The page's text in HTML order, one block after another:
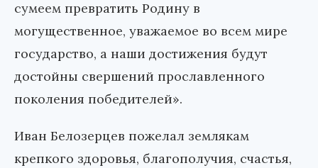
сумеем превратить Родину в
могущественное, уважаемое во всем мире
государство, а наши достижения будут
достойны свершений прославленного
поколения победителей».
Иван Белозерцев пожелал землякам
крепкого здоровья, благополучия, счастья,